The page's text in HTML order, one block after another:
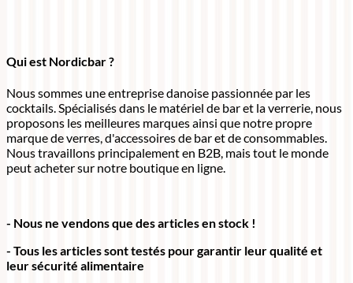
Qui est Nordicbar ?
Nous sommes une entreprise danoise passionnée par les
cocktails. Spécialisés dans le matériel de bar et la verrerie, nous
proposons les meilleures marques ainsi que notre propre
marque de verres, d'accessoires de bar et de consommables.
Nous travaillons principalement en B2B, mais tout le monde
peut acheter sur notre boutique en ligne.
- Nous ne vendons que des articles en stock !
- Tous les articles sont testés pour garantir leur qualité et
leur sécurité alimentaire